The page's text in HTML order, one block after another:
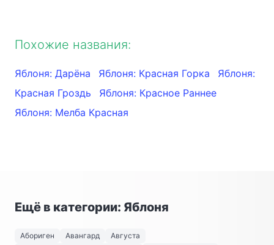
Похожие названия:
Яблоня: Дарёна Яблоня: Красная Горка
Яблоня:
Красная Гроздь
Яблоня: Красное Раннее
Яблоня: Мелба Красная
Ещё в категории: Яблоня
Абориген Авангард Августа